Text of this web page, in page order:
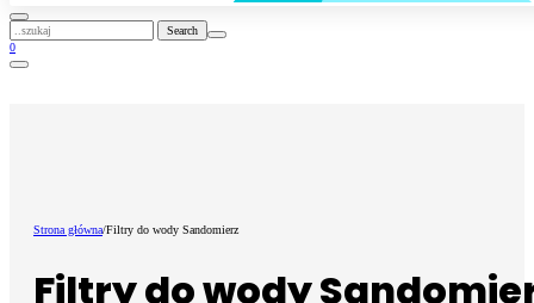
..szukaj
0
Strona główna/Filtry do wody Sandomierz
Filtry do wody